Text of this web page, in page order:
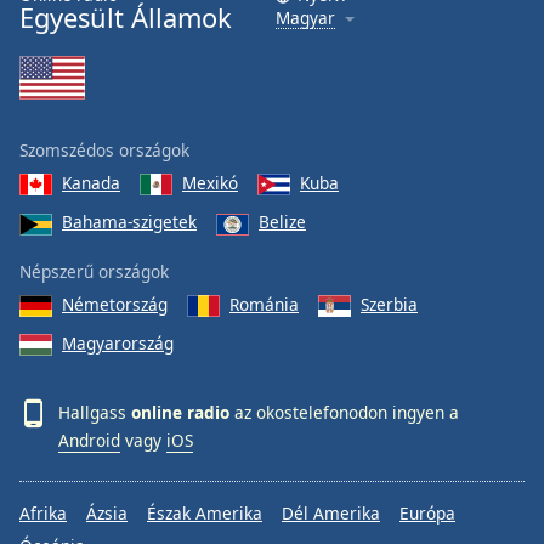
Egyesült Államok
Magyar
Szomszédos országok
Kanada
Mexikó
Kuba
Bahama-szigetek
Belize
Népszerű országok
Németország
Románia
Szerbia
Magyarország
Hallgass online radio az okostelefonodon ingyen a
Android vagy iOS
Afrika Ázsia Észak Amerika Dél Amerika
Európa